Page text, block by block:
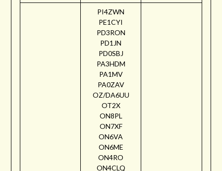
PI4ZWN
PE1CYI
PD3RON
PD1JN
PD0SBJ
PA3HDM
PA1MV
PA0ZAV
OZ/DA6UU
OT2X
ON8PL
ON7XF
ON6VA
ON6ME
ON4RO
ON4CLQ